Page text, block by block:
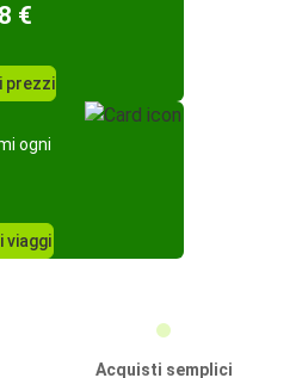
€
prezzi
ogni
viaggi
Acquisti semplici